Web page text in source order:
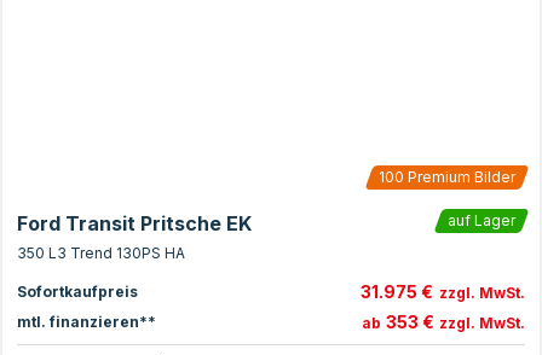
100 Premium Bilder
Ford Transit Pritsche EK
auf Lager
350 L3 Trend 130PS HA
Sofortkaufpreis 31.975 € zzgl. MwSt.
mtl. finanzieren**
ab 353 € zzgl. MwSt.